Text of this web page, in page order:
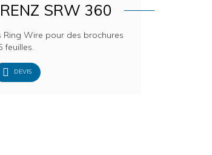
SRW 360
Ring Wire pour des brochures
feuilles.
DEVIS